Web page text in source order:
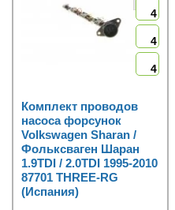
4
4
4
Комплект проводов
насоса форсунок
Volkswagen Sharan /
Фольксваген Шаран
1.9TDI / 2.0TDI 1995-2010
87701 THREE-RG
(Испания)